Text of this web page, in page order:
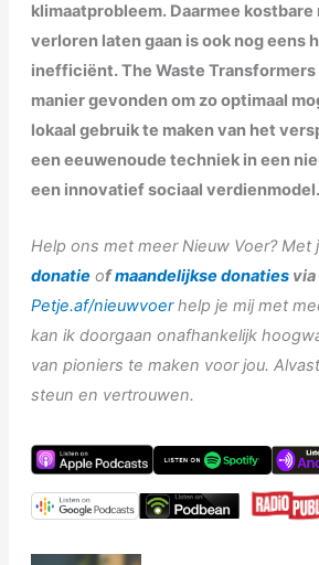
klimaatprobleem. Daarmee
verloren laten gaan is ook nog eens
inefficiënt. The Waste Transformers
manier gevonden om zo optimaal
lokaal gebruik te maken van het
een eeuwenoude techniek in een
een innovatief sociaal verdienmodel.
Help ons met meer Nieuw Voer? Met j
donatieofmaandelijkse donatiesvia
Petje.af/nieuwvoerhelp je mij met
kan ik doorgaan onafhankelijk
van pioniers te maken voor jou.
steun en vertrouwen.